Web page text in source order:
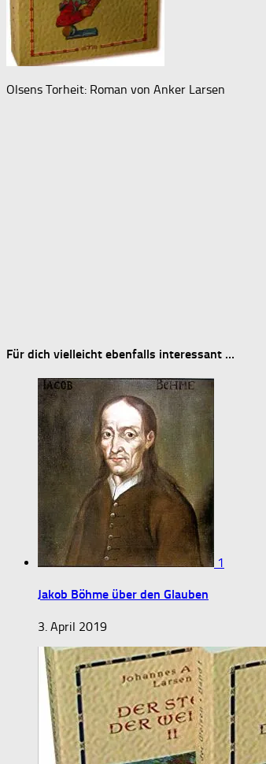
Olsens Torheit: Roman von Anker Larsen
Für dich vielleicht ebenfalls interessant …
1
Jakob Böhme über den Glauben
3. April 2019